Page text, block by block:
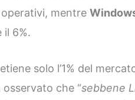
operativi, mentre
il 6%.
solo l’1% del
osservato che “sebbene